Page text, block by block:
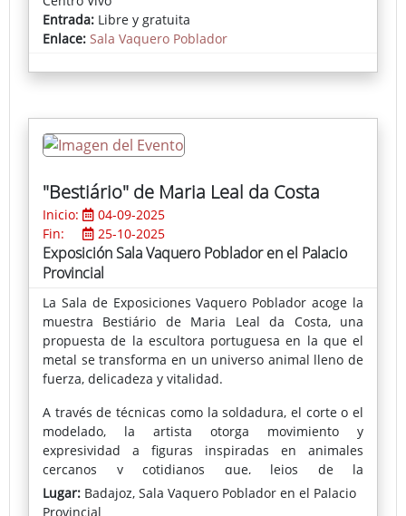
su tierra natal.
Entrada: Libre y gratuita
Enlace: Sala Vaquero Poblador
"Bestiário" de Maria Leal da Costa
Inicio:
04-09-2025
Fin:
25-10-2025
Exposición Sala Vaquero Poblador en el Palacio
Provincial
La Sala de Exposiciones Vaquero Poblador acoge la
muestra Bestiário de Maria Leal da Costa, una
propuesta de la escultora portuguesa en la que el
metal se transforma en un universo animal lleno de
fuerza, delicadeza y vitalidad.
A través de técnicas como la soldadura, el corte o el
modelado, la artista otorga movimiento y
expresividad a figuras inspiradas en animales
cercanos y cotidianos que, lejos de la
representación naturalista, emergen como
auténticos protagonistas de un bestiario
Lugar: Badajoz, Sala Vaquero Poblador en el Palacio
Provincial